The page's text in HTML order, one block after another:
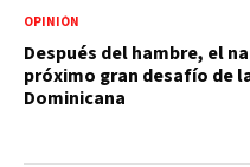
OPINIÓN
Después del hambre, el
próximo gran desafío de
Dominicana